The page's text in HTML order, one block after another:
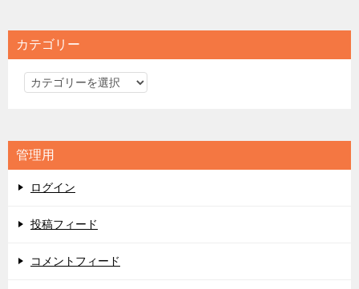
カテゴリー
カ
リ
ー
管理用
ログイン
投稿フィード
コメントフィード